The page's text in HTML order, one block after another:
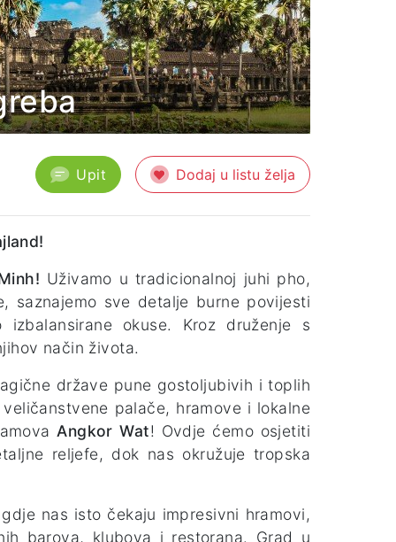
Upit Dodaj u listu želja
Uživamo u tradicionalnoj juhi pho,
saznajemo sve detalje burne povijesti
okuse. Kroz druženje s
način života.
države pune gostoljubivih i toplih
palače, hramove i lokalne
Angkor Wat! Ovdje ćemo osjetiti
reljefe, dok nas okružuje tropska
gdje nas isto čekaju impresivni hramovi,
barova, klubova i restorana. Grad u